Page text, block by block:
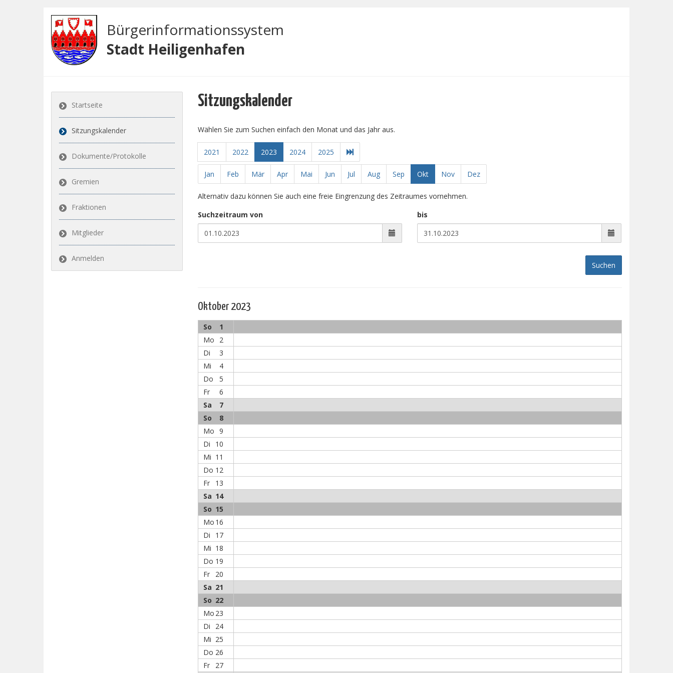
Bürgerinformationssystem
Stadt Heiligenhafen
Startseite
Sitzungskalender
Dokumente/Protokolle
Gremien
Fraktionen
Mitglieder
Anmelden
Sitzungskalender
Wählen Sie zum Suchen einfach den Monat und das Jahr aus.
2021 2022 2023 2024 2025
Jan Feb Mär Apr Mai Jun Jul Aug Sep Okt Nov Dez
Alternativ dazu können Sie auch eine freie Eingrenzung des Zeitraumes vornehmen.
Suchzeitraum von
bis
Oktober 2023
So
1
Mo
2
Di
3
Mi
4
Do
5
Fr
6
Sa
7
So
8
Mo 9
Di
10
Mi 11
Do 12
Fr
13
Sa 14
So 15
Mo 16
Di
17
Mi 18
Do 19
Fr
20
Sa 21
So 22
Mo 23
Di
24
Mi 25
Do 26
Fr
27